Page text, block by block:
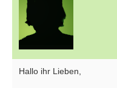
Hallo ihr Lieben,